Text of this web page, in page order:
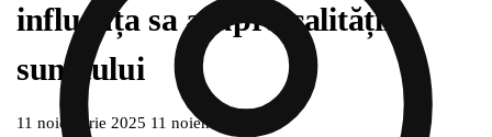
influența sa asupra calității
sunetului
11 noiembrie 2025 11 noiembrie 2025